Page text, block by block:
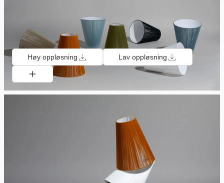
Høy oppløsning Lav oppløsning